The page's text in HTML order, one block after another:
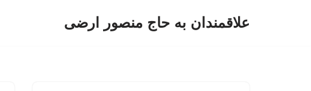
علاقمندان به حاج منصور ارضی